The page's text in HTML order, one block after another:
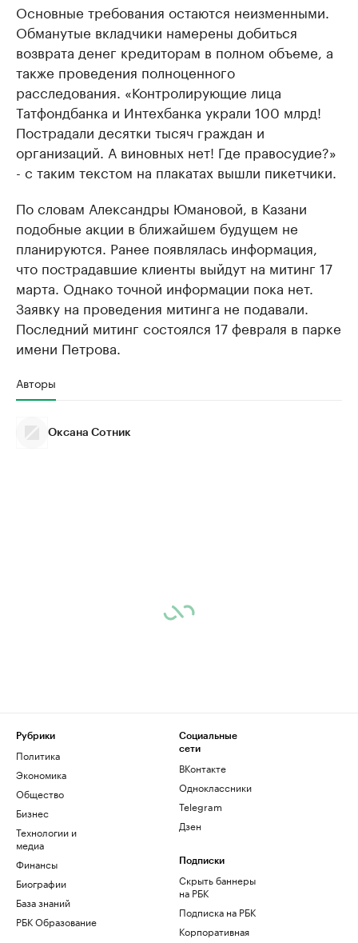
Основные требования остаются неизменными.
Обманутые вкладчики намерены добиться
возврата денег кредиторам в полном объеме, а
также проведения полноценного
расследования. «Контролирующие лица
Татфондбанка и Интехбанка украли 100 млрд!
Пострадали десятки тысяч граждан и
организаций. А виновных нет! Где правосудие?»
- с таким текстом на плакатах вышли пикетчики.
По словам Александры Юмановой, в Казани
подобные акции в ближайшем будущем не
планируются. Ранее появлялась информация,
что пострадавшие клиенты выйдут на митинг 17
марта. Однако точной информации пока нет.
Заявку на проведения митинга не подавали.
Последний митинг состоялся 17 февраля в парке
имени Петрова.
Авторы
Оксана Сотник
Рубрики
Политика
Экономика
Общество
Бизнес
Технологии и
медиа
Финансы
Биографии
База знаний
РБК Образование
Социальные
сети
ВКонтакте
Одноклассники
Telegram
Дзен
Подписки
Скрыть баннеры
на РБК
Подписка на РБК
Корпоративная